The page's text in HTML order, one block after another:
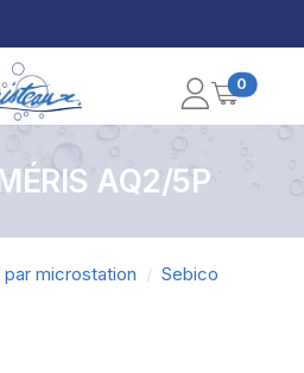
0
AQ2/5P
microstation
Sebico